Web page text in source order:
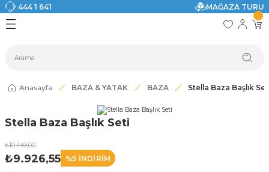
444 1 641
MAĞAZA TURU
Geri Dön
Geri Dön
Geri Dön
Geri Dön
Geri Dön
Geri Dön
Anasayfa BAZA & YATAK BAZA Stella Baza Başlık
Stella Baza Başlık Seti
₺10.449,00
₺9.926,55 %5 İNDİRİM